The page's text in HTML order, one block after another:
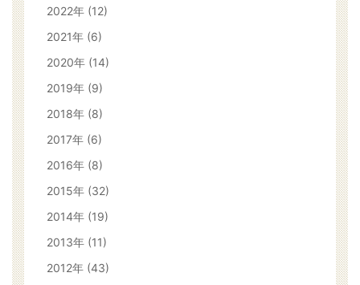
2022年 (12)
2021年 (6)
2020年 (14)
2019年 (9)
2018年 (8)
2017年 (6)
2016年 (8)
2015年 (32)
2014年 (19)
2013年 (11)
2012年 (43)